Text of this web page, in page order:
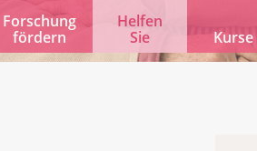
Forschung
fördern
Helfen
Sie
Kurse